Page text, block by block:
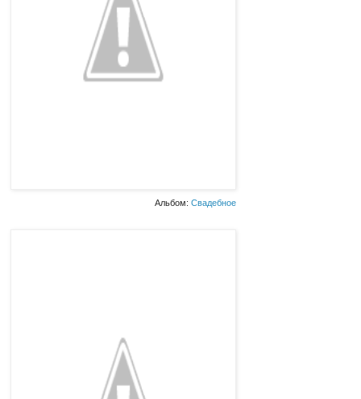
Альбом: Свадебное